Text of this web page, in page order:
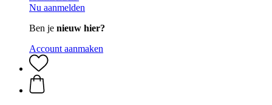
Nu aanmelden
Ben je nieuw hier?
Account aanmaken